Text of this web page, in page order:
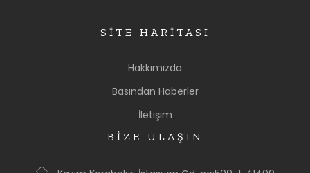
SİTE HARİTASI
Hakkımızda
Basından Haberler
İletişim
BİZE ULAŞIN